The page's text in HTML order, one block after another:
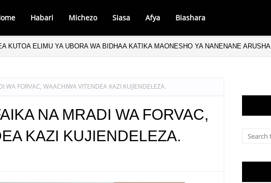
Habari Michezo Siasa Afya Biashara
KUTOA ELIMU YA UBORA WA BIDHAA KATIKA MAONESHO YA NANENANE ARUSHA
FORVAC, WAACHIWA VITENDEA KAZI KUJIENDELEZA.
NA MRADI WA FORVAC,
KAZI KUJIENDELEZA.